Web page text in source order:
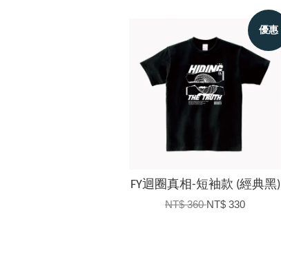
優惠
FY迴圈真相-短袖款 (經典黑)
NT$ 360NT$ 330